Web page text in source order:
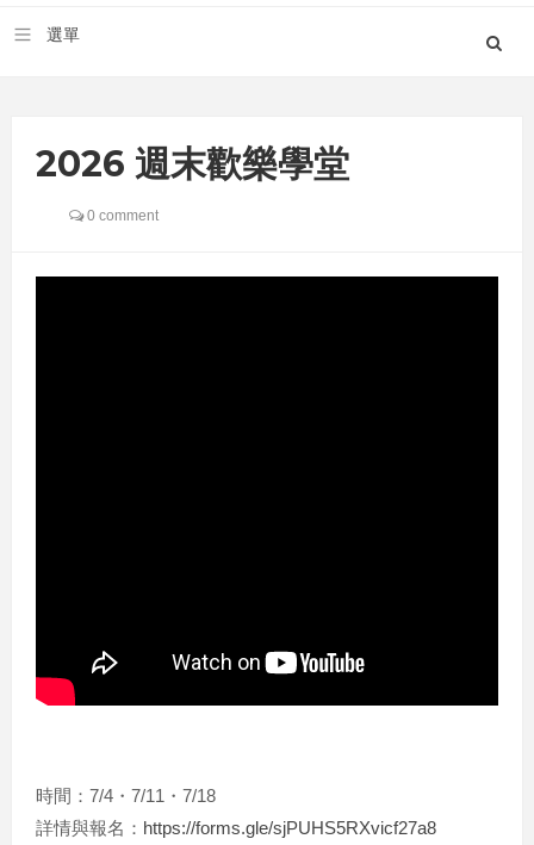
2026 週末歡樂學堂
0 comment
時間：7/4・7/11・7/18
詳情與報名： https://forms.gle/sjPUHS5RXvicf27a8